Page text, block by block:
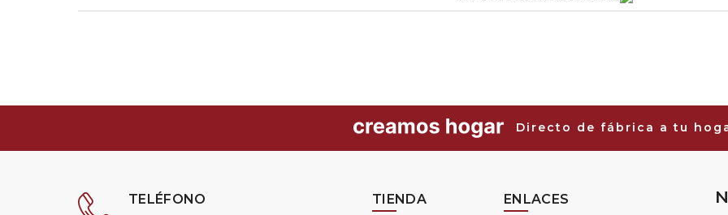
Directo de fábrica a tu
TELÉFONO
TIENDA ENLACES